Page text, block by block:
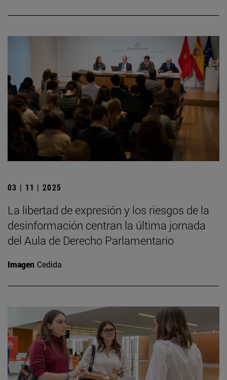
03 | 11 | 2025
La libertad de expresión y los riesgos de la
desinformación centran la última jornada
del Aula de Derecho Parlamentario
Imagen Cedida